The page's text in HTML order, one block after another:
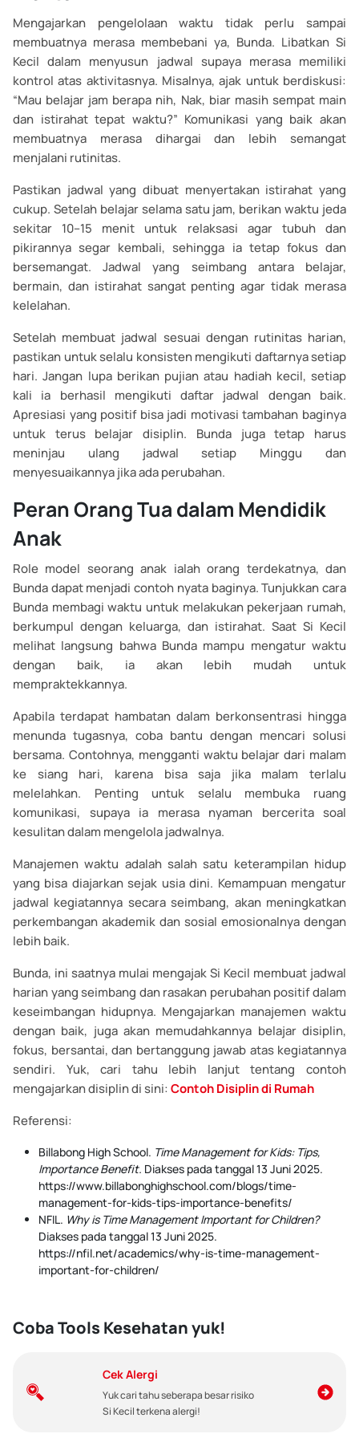
Mengajarkan pengelolaan waktu tidak perlu sampai
membuatnya merasa membebani ya, Bunda. Libatkan Si
Kecil dalam menyusun jadwal supaya merasa memiliki
kontrol atas aktivitasnya. Misalnya, ajak untuk berdiskusi:
“Mau belajar jam berapa nih, Nak, biar masih sempat main
dan istirahat tepat waktu?” Komunikasi yang baik akan
membuatnya merasa dihargai dan lebih semangat
menjalani rutinitas.
Pastikan jadwal yang dibuat menyertakan istirahat yang
cukup. Setelah belajar selama satu jam, berikan waktu jeda
sekitar 10–15 menit untuk relaksasi agar tubuh dan
pikirannya segar kembali, sehingga ia tetap fokus dan
bersemangat. Jadwal yang seimbang antara belajar,
bermain, dan istirahat sangat penting agar tidak merasa
kelelahan.
Setelah membuat jadwal sesuai dengan rutinitas harian,
pastikan untuk selalu konsisten mengikuti daftarnya setiap
hari. Jangan lupa berikan pujian atau hadiah kecil, setiap
kali ia berhasil mengikuti daftar jadwal dengan baik.
Apresiasi yang positif bisa jadi motivasi tambahan baginya
untuk terus belajar disiplin. Bunda juga tetap harus
meninjau ulang jadwal setiap Minggu dan
menyesuaikannya jika ada perubahan.
Peran Orang Tua dalam Mendidik
Anak
Role model seorang anak ialah orang terdekatnya, dan
Bunda dapat menjadi contoh nyata baginya. Tunjukkan cara
Bunda membagi waktu untuk melakukan pekerjaan rumah,
berkumpul dengan keluarga, dan istirahat. Saat Si Kecil
melihat langsung bahwa Bunda mampu mengatur waktu
dengan baik, ia akan lebih mudah untuk
mempraktekkannya.
Apabila terdapat hambatan dalam berkonsentrasi hingga
menunda tugasnya, coba bantu dengan mencari solusi
bersama. Contohnya, mengganti waktu belajar dari malam
ke siang hari, karena bisa saja jika malam terlalu
melelahkan. Penting untuk selalu membuka ruang
komunikasi, supaya ia merasa nyaman bercerita soal
kesulitan dalam mengelola jadwalnya.
Manajemen waktu adalah salah satu keterampilan hidup
yang bisa diajarkan sejak usia dini. Kemampuan mengatur
jadwal kegiatannya secara seimbang, akan meningkatkan
perkembangan akademik dan sosial emosionalnya dengan
lebih baik.
Bunda, ini saatnya mulai mengajak Si Kecil membuat jadwal
harian yang seimbang dan rasakan perubahan positif dalam
keseimbangan hidupnya. Mengajarkan manajemen waktu
dengan baik, juga akan memudahkannya belajar disiplin,
fokus, bersantai, dan bertanggung jawab atas kegiatannya
sendiri. Yuk, cari tahu lebih lanjut tentang contoh
mengajarkan disiplin di sini:Contoh Disiplin di Rumah
Referensi:
Billabong High School. Time Management for Kids: Tips,
Importance Benefit. Diakses pada tanggal 13 Juni 2025.
https://www.billabonghighschool.com/blogs/time-
management-for-kids-tips-importance-benefits/
NFIL. Why is Time Management Important for Children?
Diakses pada tanggal 13 Juni 2025.
https://nfil.net/academics/why-is-time-management-
important-for-children/
Coba Tools Kesehatan yuk!
Cek Alergi
Yuk cari tahu seberapa besar risiko
Si Kecil terkena alergi!